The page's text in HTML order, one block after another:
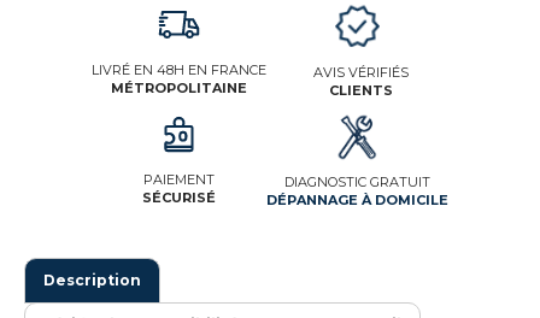
LIVRÉ EN 48H EN FRANCE
MÉTROPOLITAINE
PAIEMENT
SÉCURISÉ
AVIS VÉRIFIÉS
CLIENTS
DIAGNOSTIC GRATUIT
DÉPANNAGE À DOMICILE
Description